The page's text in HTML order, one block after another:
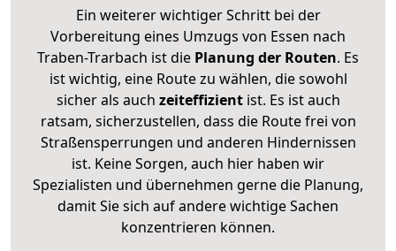
Ein weiterer wichtiger Schritt bei der
Vorbereitung eines Umzugs von Essen nach
Traben-Trarbach ist die Planung der Routen. Es
ist wichtig, eine Route zu wählen, die sowohl
sicher als auch zeiteffizientist. Es ist auch
ratsam, sicherzustellen, dass die Route frei von
Straßensperrungen und anderen Hindernissen
ist. Keine Sorgen, auch hier haben wir
Spezialisten und übernehmen gerne die Planung,
damit Sie sich auf andere wichtige Sachen
konzentrieren können.